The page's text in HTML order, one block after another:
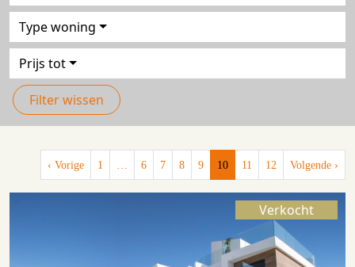
Type woning
Prijs tot
Filter wissen
‹ Vorige 1 … 6 7 8 9 10 11 12 Volgende ›
Verkocht